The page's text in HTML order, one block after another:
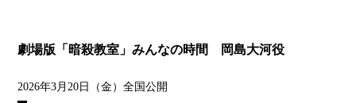
劇場版「暗殺教室」みんなの時間 岡島大河役
2026年3月20日（金）全国公開